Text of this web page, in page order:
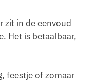
zit in de eenvoud
Het is betaalbaar,
feestje of zomaar